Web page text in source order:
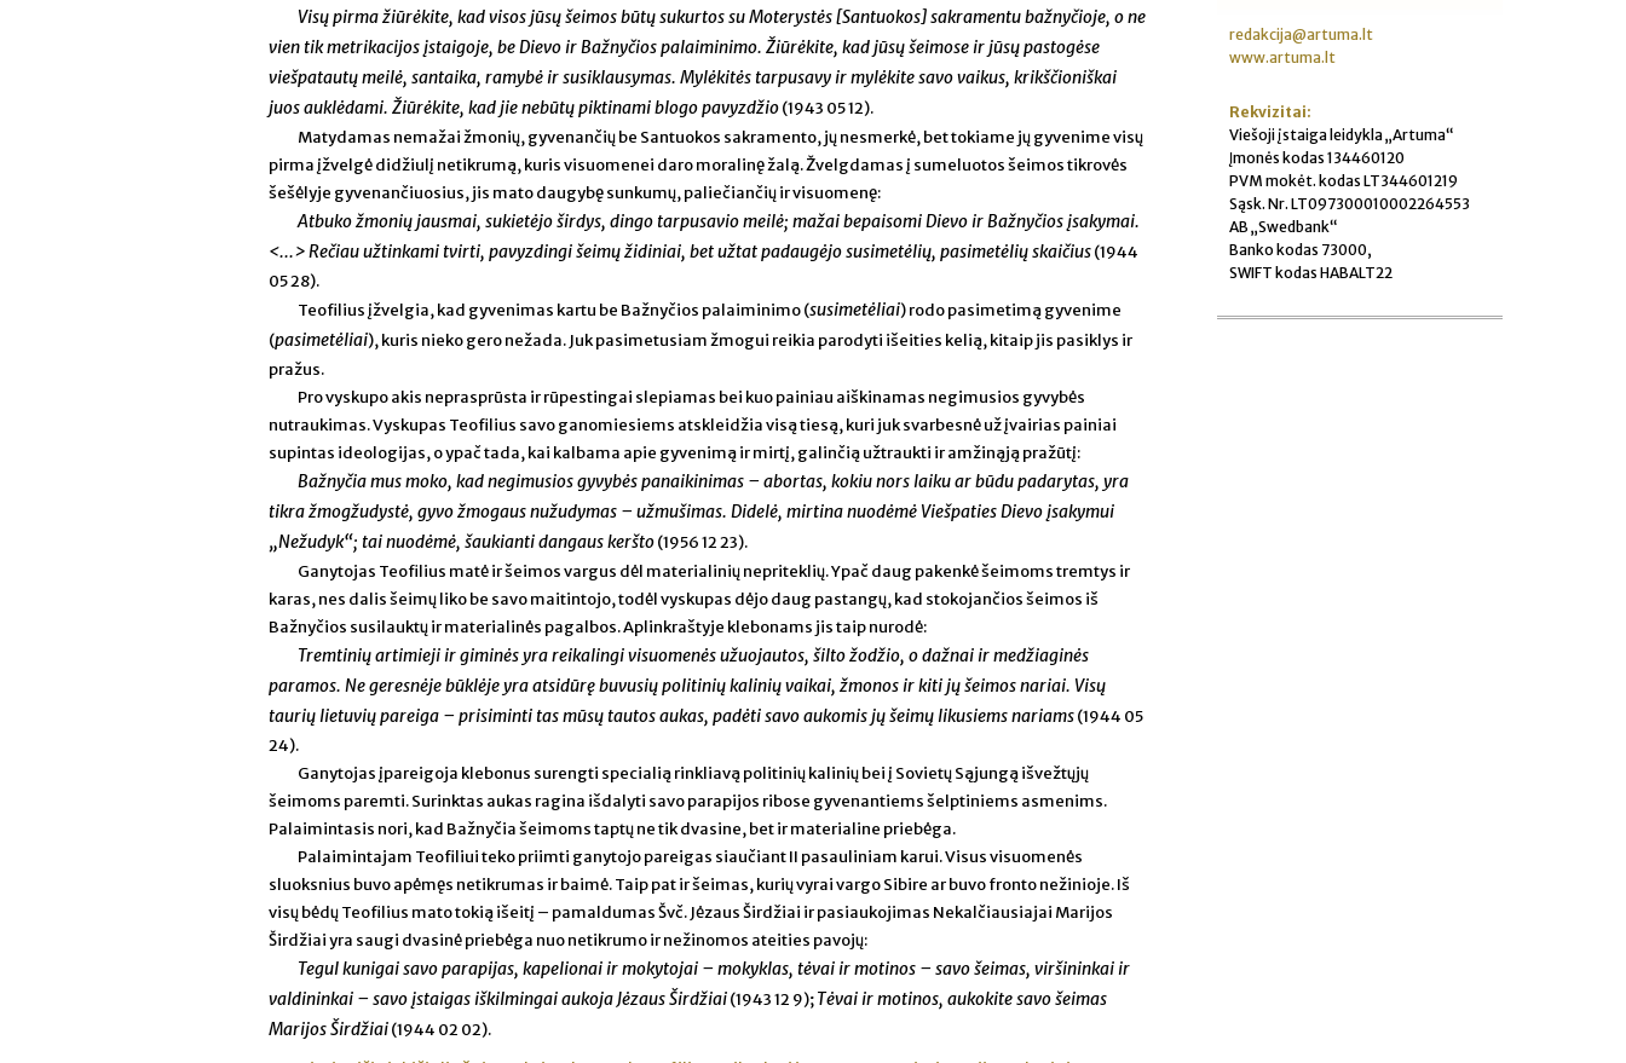
Visų pirma žiūrėkite, kad visos jūsų šeimos būtų sukurtos su Moterystės [Santuokos] sakramentu bažnyčioje, o ne
vien tik metrikacijos įstaigoje, be Dievo ir Bažnyčios palaiminimo. Žiūrėkite, kad jūsų šeimose ir jūsų pastogėse
viešpatautų meilė, santaika, ramybė ir susiklausymas. Mylėkitės tarpusavy ir mylėkite savo vaikus, krikščioniškai
juos auklėdami. Žiūrėkite, kad jie nebūtų piktinami blogo pavyzdžio(1943 05 12).
Matydamas nemažai žmonių, gyvenančių be Santuokos sakramento, jų nesmerkė, bet tokiame jų gyvenime visų
pirma įžvelgė didžiulį netikrumą, kuris visuomenei daro moralinę žalą. Žvelgdamas į sumeluotos šeimos tikrovės
šešėlyje gyvenančiuosius, jis mato daugybę sunkumų, paliečiančių ir visuomenę:
Atbuko žmonių jausmai, sukietėjo širdys, dingo tarpusavio meilė; mažai bepaisomi Dievo ir Bažnyčios įsakymai.
<...> Rečiau užtinkami tvirti, pavyzdingi šeimų židiniai, bet užtat padaugėjo susimetėlių, pasimetėlių skaičius(1944
05 28).
Teofilius įžvelgia, kad gyvenimas kartu be Bažnyčios palaiminimo (susimetėliai) rodo pasimetimą gyvenime
(pasimetėliai), kuris nieko gero nežada. Juk pasimetusiam žmogui reikia parodyti išeities kelią, kitaip jis pasiklys ir
pražus.
Pro vyskupo akis neprasprūsta ir rūpestingai slepiamas bei kuo painiau aiškinamas negimusios gyvybės
nutraukimas. Vyskupas Teofilius savo ganomiesiems atskleidžia visą tiesą, kuri juk svarbesnė už įvairias painiai
supintas ideologijas, o ypač tada, kai kalbama apie gyvenimą ir mirtį, galinčią užtraukti ir amžinąją pražūtį:
Bažnyčia mus moko, kad negimusios gyvybės panaikinimas – abortas, kokiu nors laiku ar būdu padarytas, yra
tikra žmogžudystė, gyvo žmogaus nužudymas – užmušimas. Didelė, mirtina nuodėmė Viešpaties Dievo įsakymui
„Nežudyk“; tai nuodėmė, šaukianti dangaus keršto(1956 12 23).
Ganytojas Teofilius matė ir šeimos vargus dėl materialinių nepriteklių. Ypač daug pakenkė šeimoms tremtys ir
karas, nes dalis šeimų liko be savo maitintojo, todėl vyskupas dėjo daug pastangų, kad stokojančios šeimos iš
Bažnyčios susilauktų ir materialinės pagalbos. Aplinkraštyje klebonams jis taip nurodė:
Tremtinių artimieji ir giminės yra reikalingi visuomenės užuojautos, šilto žodžio, o dažnai ir medžiaginės
paramos. Ne geresnėje būklėje yra atsidūrę buvusių politinių kalinių vaikai, žmonos ir kiti jų šeimos nariai. Visų
taurių lietuvių pareiga – prisiminti tas mūsų tautos aukas, padėti savo aukomis jų šeimų likusiems nariams(1944 05
24).
Ganytojas įpareigoja klebonus surengti specialią rinkliavą politinių kalinių bei į Sovietų Sąjungą išvežtųjų
šeimoms paremti. Surinktas aukas ragina išdalyti savo parapijos ribose gyvenantiems šelptiniems asmenims.
Palaimintasis nori, kad Bažnyčia šeimoms taptų ne tik dvasine, bet ir materialine priebėga.
Palaimintajam Teofiliui teko priimti ganytojo pareigas siaučiant II pasauliniam karui. Visus visuomenės
sluoksnius buvo apėmęs netikrumas ir baimė. Taip pat ir šeimas, kurių vyrai vargo Sibire ar buvo fronto nežinioje. Iš
visų bėdų Teofilius mato tokią išeitį – pamaldumas Švč. Jėzaus Širdžiai ir pasiaukojimas Nekalčiausiajai Marijos
Širdžiai yra saugi dvasinė priebėga nuo netikrumo ir nežinomos ateities pavojų:
Tegul kunigai savo parapijas, kapelionai ir mokytojai – mokyklas, tėvai ir motinos – savo šeimas, viršininkai ir
valdininkai – savo įstaigas iškilmingai aukoja Jėzaus Širdžiai(1943 12 9);Tėvai ir motinos, aukokite savo šeimas
Marijos Širdžiai(1944 02 02).
redakcija@artuma.lt
www.artuma.lt
Rekvizitai:
Viešoji įstaiga leidykla „Artuma“
Įmonės kodas 134460120
PVM mokėt. kodas LT344601219
Sąsk. Nr. LT097300010002264553
AB „Swedbank“
Banko kodas 73000,
SWIFT kodas HABALT22